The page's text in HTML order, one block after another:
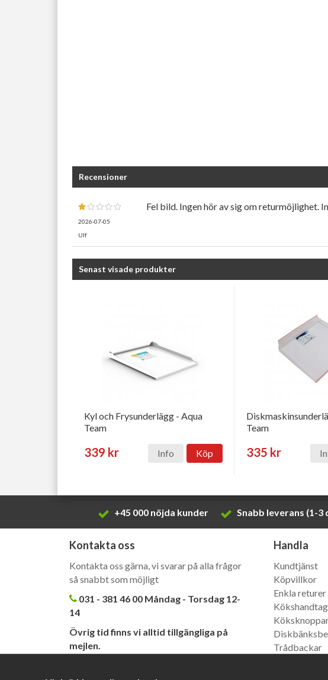
Recensioner
2026-07-05
Ulf
Fel bild. Ingen hör av sig om returmöjlighet.
Senast visade produkter
Kyl och Frysunderlägg - Aqua
Team
339 kr Info Köp
Team
335 kr
+45 000 nöjda kunder Snabb leverans (1-3
Kontakta oss
Kontakta oss gärna, vi svarar på alla frågor
så snabbt som möjligt
031 - 381 46 00 Måndag - Torsdag 12-
14
Övrig tid finns vi alltid tillgängliga på
mejlen.
Handla
Kundtjänst
Köpvillkor
Enkla
Trådbackar